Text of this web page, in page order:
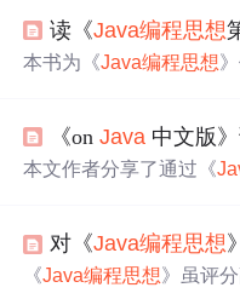
读《Java编程思想
本书为《Java编程思想
《onJava 中文版
本文作者分享了通过《
技术书籍的阅读技巧和
方法。同时，文章提及《
对《Java编程思想
《Java编程思想》虽评